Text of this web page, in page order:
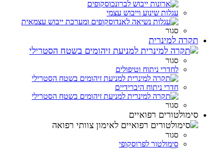
עגלות שינוע וייבוש עצמי
סגור
תקרה למינרית
סגור
לחדרי ניתוח וטיפולים
חדרי ניתוח היברידיים
סגור
סימולטורים רפואיים
סגור
סימולטור לפרוסקופי